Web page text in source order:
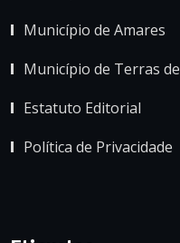
Município de Amares
Município de Terras
Estatuto Editorial
Política de Privacidade